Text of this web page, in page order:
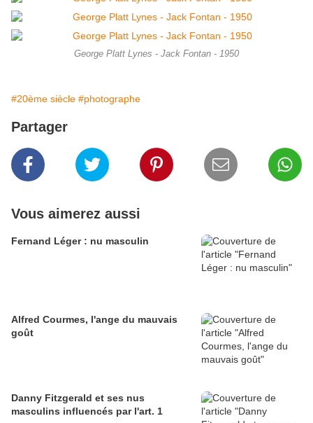
George Platt Lynes - Jack Fontan - 1950
#20ème siècle #photographe
Partager
Vous aimerez aussi
Fernand Léger : nu masculin
Alfred Courmes, l'ange du mauvais
goût
Danny Fitzgerald et ses nus
masculins influencés par l'art. 1